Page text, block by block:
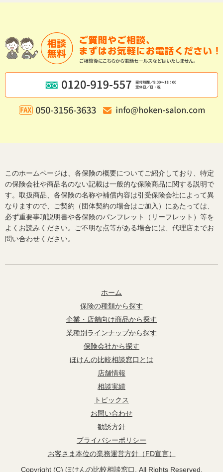
このホームページは、各保険の概要についてご紹介しており、特定
の保険会社や商品名のない記載は一般的な保険商品に関する説明で
す。取扱商品、各保険の名称や補償内容は引受保険会社によって異
なりますので、ご契約（団体契約の場合はご加入）にあたっては、
必ず重要事項説明書や各保険のパンフレット（リーフレット）等を
よくお読みください。ご不明な点等がある場合には、代理店までお
問い合わせください。
ホーム
保険の種類から探す
企業・店舗向け商品から探す
業種別ラインナップから探す
保険会社から探す
ほけんの比較相談窓口とは
店舗情報
相談実績
トピックス
お問い合わせ
勧誘方針
プライバシーポリシー
お客さま本位の業務運営方針（FD宣言）
Copyright (C) ほけんの比較相談窓口. All Rights Reserved.